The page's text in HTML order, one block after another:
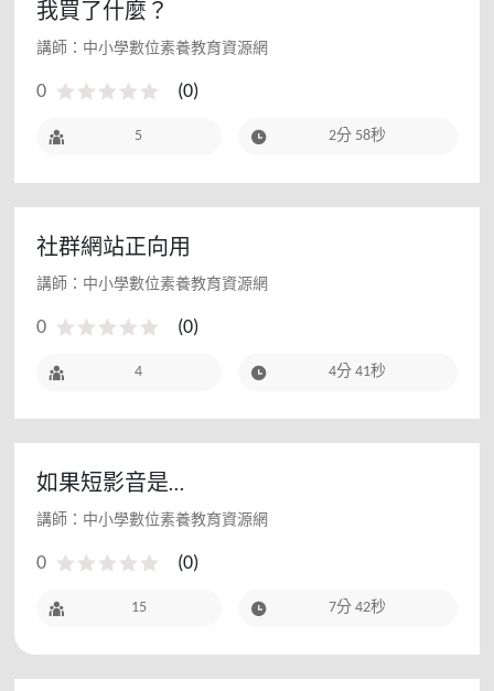
我買了什麼？
講師：中小學數位素養教育資源網
0 (0)
5 2分 58秒
社群網站正向用
講師：中小學數位素養教育資源網
0 (0)
4 4分 41秒
如果短影音是…
講師：中小學數位素養教育資源網
0 (0)
15 7分 42秒